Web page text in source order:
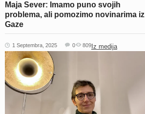
Maja Sever: Imamo puno svojih
problema, ali pomozimo novinarima iz
Gaze
1 Septembra, 2025 Iz medija
0 809